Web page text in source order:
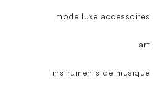
mode luxe accessoires
art
instruments de musique